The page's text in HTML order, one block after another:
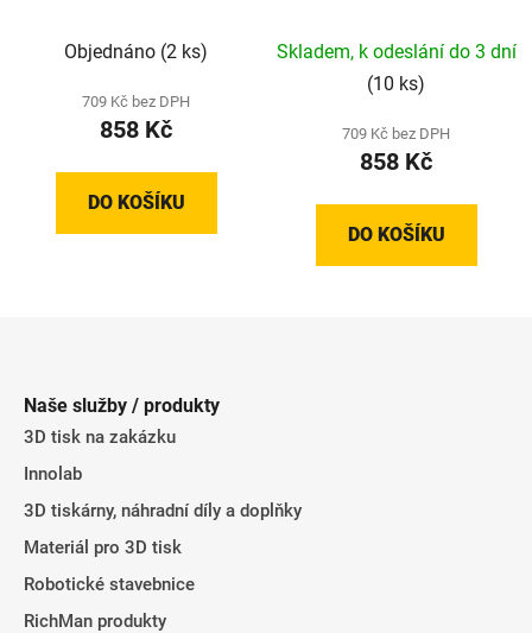
Objednáno (2 ks)
709 Kč bez DPH
858 Kč
DO KOŠÍKU
Skladem, k odeslání do 3 dní
(10 ks)
709 Kč bez DPH
858 Kč
DO KOŠÍKU
Naše služby / produkty
3D tisk na zakázku
Innolab
3D tiskárny, náhradní díly a doplňky
Materiál pro 3D tisk
Robotické stavebnice
RichMan produkty